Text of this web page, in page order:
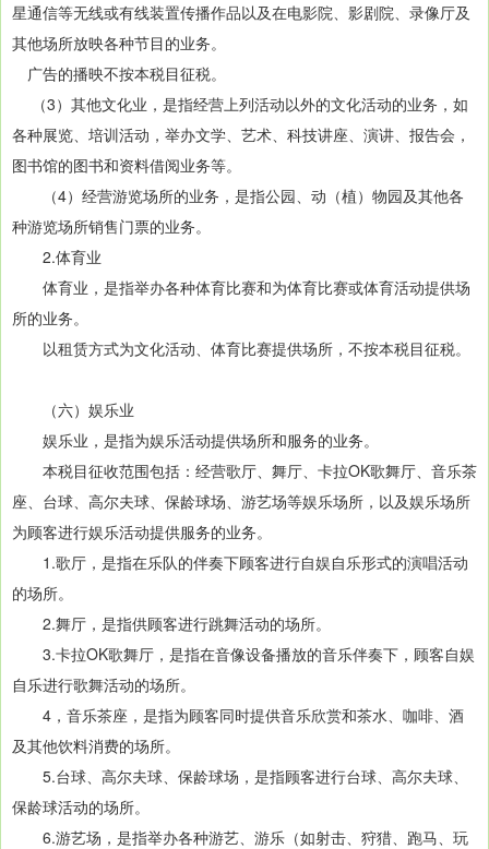
星通信等无线或有线装置传播作品以及在电影院、影剧院、录像厅及
其他场所放映各种节目的业务。
广告的播映不按本税目征税。
（3）其他文化业，是指经营上列活动以外的文化活动的业务，如
各种展览、培训活动，举办文学、艺术、科技讲座、演讲、报告会，
图书馆的图书和资料借阅业务等。
（4）经营游览场所的业务，是指公园、动（植）物园及其他各
种游览场所销售门票的业务。
2.体育业
体育业，是指举办各种体育比赛和为体育比赛或体育活动提供场
所的业务。
以租赁方式为文化活动、体育比赛提供场所，不按本税目征税。
（六）娱乐业
娱乐业，是指为娱乐活动提供场所和服务的业务。
本税目征收范围包括：经营歌厅、舞厅、卡拉OK歌舞厅、音乐茶
座、台球、高尔夫球、保龄球场、游艺场等娱乐场所，以及娱乐场所
为顾客进行娱乐活动提供服务的业务。
1.歌厅，是指在乐队的伴奏下顾客进行自娱自乐形式的演唱活动
的场所。
2.舞厅，是指供顾客进行跳舞活动的场所。
3.卡拉OK歌舞厅，是指在音像设备播放的音乐伴奏下，顾客自娱
自乐进行歌舞活动的场所。
4，音乐茶座，是指为顾客同时提供音乐欣赏和茶水、咖啡、酒
及其他饮料消费的场所。
5.台球、高尔夫球、保龄球场，是指顾客进行台球、高尔夫球、
保龄球活动的场所。
6.游艺场，是指举办各种游艺、游乐（如射击、狩猎、跑马、玩